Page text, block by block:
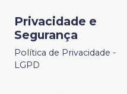
Privacidade e
Segurança
Política de Privacidade -
LGPD